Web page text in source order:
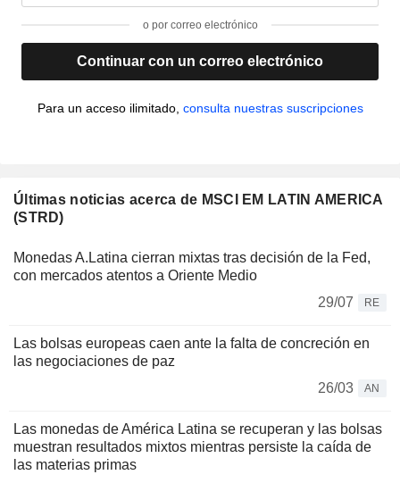
o por correo electrónico
Continuar con un correo electrónico
Para un acceso ilimitado, consulta nuestras suscripciones
Últimas noticias acerca de MSCI EM LATIN AMERICA
(STRD)
Monedas A.Latina cierran mixtas tras decisión de la Fed,
con mercados atentos a Oriente Medio
29/07
RE
Las bolsas europeas caen ante la falta de concreción en
las negociaciones de paz
26/03
AN
Las monedas de América Latina se recuperan y las bolsas
muestran resultados mixtos mientras persiste la caída de
las materias primas